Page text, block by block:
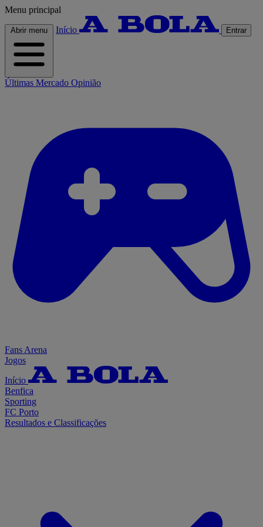
Menu principal
Abrir menu Início Entrar
Últimas Mercado Opinião
Fans Arena
Jogos
Início
Benfica
Sporting
FC Porto
Resultados e Classificações